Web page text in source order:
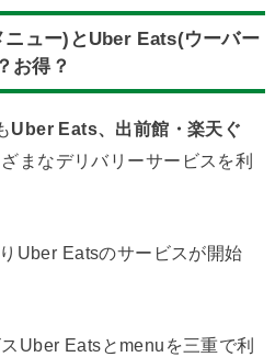
ニュー)とUber Eats(ウーバー
お得？
Uber Eats、出前館・楽天ぐ
まなデリバリーサービスを利
Uber Eatsのサービスが開始
Uber Eatsとmenuを三重で利